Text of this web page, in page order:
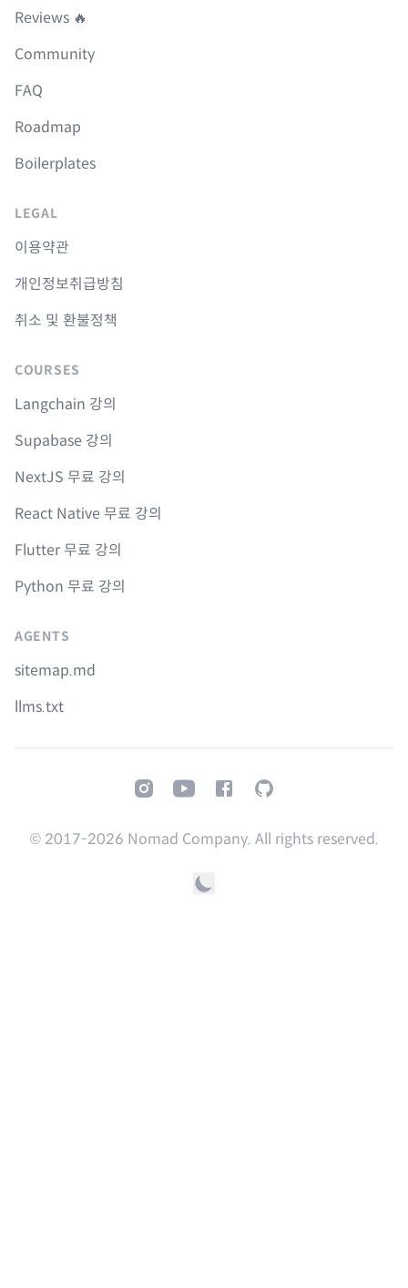
Reviews 🔥
Community
FAQ
Roadmap
Boilerplates
LEGAL
이용약관
개인정보취급방침
취소 및 환불정책
COURSES
Langchain 강의
Supabase 강의
NextJS 무료 강의
React Native 무료 강의
Flutter 무료 강의
Python 무료 강의
AGENTS
sitemap.md
llms.txt
InstagramYoutubeFacebookGitHub
© 2017-2026 Nomad Company. All rights reserved.